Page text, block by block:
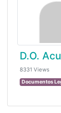
D.O.
8331 Views
Documentos